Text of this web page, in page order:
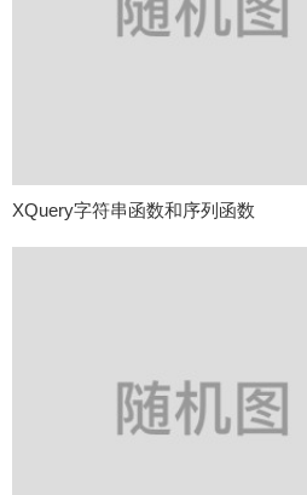
XQuery字符串函数和序列函数